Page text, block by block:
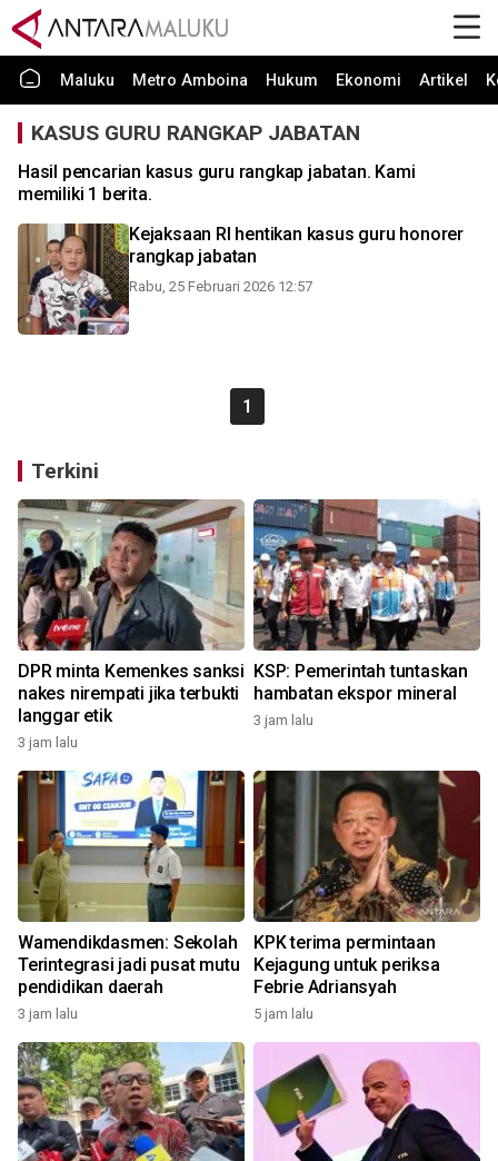
Maluku Metro Amboina Hukum Ekonomi Artikel
KASUS GURU RANGKAP JABATAN
Hasil pencarian kasus guru rangkap jabatan. Kami
memiliki 1 berita.
Kejaksaan RI hentikan kasus guru honorer
rangkap jabatan
Rabu, 25 Februari 2026 12:57
1
Terkini
DPR minta Kemenkes sanksi
nakes nirempati jika terbukti
langgar etik
3 jam lalu
KSP: Pemerintah tuntaskan
hambatan ekspor mineral
3 jam lalu
Wamendikdasmen: Sekolah
Terintegrasi jadi pusat mutu
pendidikan daerah
3 jam lalu
KPK terima permintaan
Kejagung untuk periksa
Febrie Adriansyah
5 jam lalu